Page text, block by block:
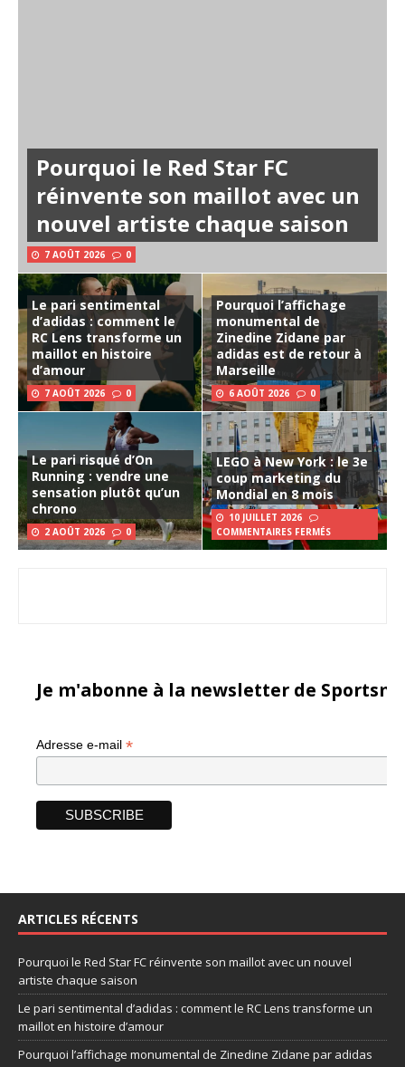
Pourquoi le Red Star FC
réinvente son maillot avec un
nouvel artiste chaque saison
7 AOÛT 2026 0
Le pari sentimental
d’adidas : comment le
RC Lens transforme un
maillot en histoire
d’amour
7 AOÛT 2026 0
Pourquoi l’affichage
monumental de
Zinedine Zidane par
adidas est de retour à
Marseille
6 AOÛT 2026 0
Le pari risqué d’On
Running : vendre une
sensation plutôt qu’un
chrono
2 AOÛT 2026 0
LEGO à New York : le 3e
coup marketing du
Mondial en 8 mois
10 JUILLET 2026
COMMENTAIRES FERMÉS
Je m'abonne à la newsletter de
Adresse e-mail *
ARTICLES RÉCENTS
Pourquoi le Red Star FC réinvente son maillot avec un nouvel
artiste chaque saison
Le pari sentimental d’adidas : comment le RC Lens transforme un
maillot en histoire d’amour
Pourquoi l’affichage monumental de Zinedine Zidane par adidas